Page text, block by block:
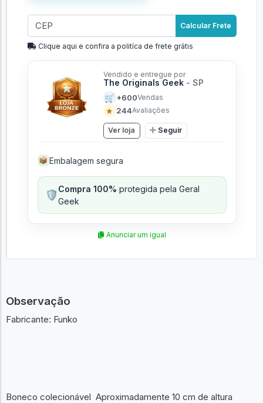
Calcular Frete
Clique aqui e confira a politíca de frete grátis
Vendido e entregue por
The Originals Geek - SP
🛒 +600Vendas
★ 244Avaliações
Ver loja Seguir
📦 Embalagem segura
🛡️Compra 100% protegida pela Geral
Geek
Anunciar um igual
Observação
Fabricante: Funko
Boneco colecionável Aproximadamente 10 cm de altura